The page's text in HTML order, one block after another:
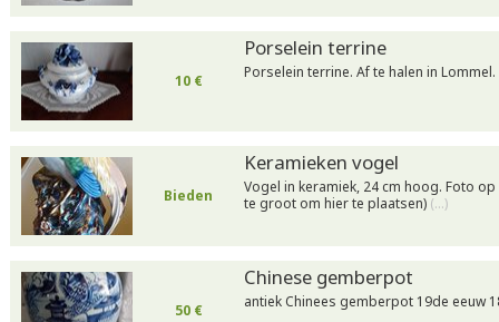
10 €
Porselein terrine
Porselein terrine. Af te halen in Lommel.
Bieden
Keramieken vogel
Vogel in keramiek, 24 cm hoog. Foto
te groot om hier te plaatsen) (…)
50 €
Chinese gemberpot
antiek Chinees gemberpot 19de eeuw